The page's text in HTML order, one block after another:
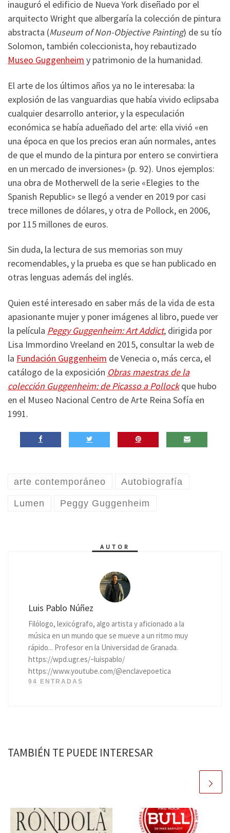
inauguró el edificio de Nueva York diseñado por el
arquitecto Wright que albergaría la colección de pintura
abstracta (Museum of Non-Objective Painting) de su tío
Solomon, también coleccionista, hoy rebautizado
Museo Guggenheim y patrimonio de la humanidad.
El arte de los últimos años ya no le interesaba: la
explosión de las vanguardias que había vivido eclipsaba
cualquier desarrollo anterior, y la especulación
económica se había adueñado del arte: ella vivió «en
una época en que los precios eran aún normales, antes
de que el mundo de la pintura por entero se convirtiera
en un mercado de inversiones» (p. 92). Unos ejemplos:
una obra de Motherwell de la serie «Elegies to the
Spanish Republic» se llegó a vender en 2019 por casi
trece millones de dólares, y otra de Pollock, en 2006,
por 115 millones de euros.
Sin duda, la lectura de sus memorias son muy
recomendables, y la prueba es que se han publicado en
otras lenguas además del inglés.
Quien esté interesado en saber más de la vida de esta
apasionante mujer y poner imágenes al libro, puede ver
la película Peggy Guggenheim: Art Addict, dirigida por
Lisa Immordino Vreeland en 2015, consultar la web de
la Fundación Guggenheim de Venecia o, más cerca, el
catálogo de la exposición Obras maestras de la
colección Guggenheim: de Picasso a Pollockque hubo
en el Museo Nacional Centro de Arte Reina Sofía en
1991.
arte contemporáneo Autobiografía
Lumen Peggy Guggenheim
AUTOR
Luis Pablo Núñez
Filólogo, lexicógrafo, algo artista y aficionado a la
música en un mundo que se mueve a un ritmo muy
rápido... Profesor en la Universidad de Granada.
https://wpd.ugr.es/~luispablo/
https://www.youtube.com/@enclavepoetica
94 ENTRADAS
TAMBIÉN TE PUEDE INTERESAR